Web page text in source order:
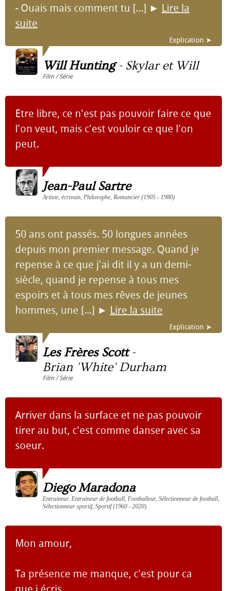
- Ouais mais comment tu [...] ► Lire la
suite
Explication ➤
Will Hunting- Skylar et Will
Film / Série
Etre libre, ce n'est pas pouvoir faire ce que
l'on veut, mais c'est vouloir ce que l'on
peut.
Jean-Paul Sartre
Artiste, écrivain, Philosophe, Romancier (1905 - 1980)
50 ans ont passés. 50 longues années
depuis mon premier message. Quand je
repense à ce que j'ai dit il y a un demi-
siècle, quand je repense à tous mes
espoirs et à tous mes rêves de jeunes
hommes, une [...] ► Lire la suite
Explication ➤
Les Frères Scott-
Brian 'White' Durham
Film / Série
Arriver dans la surface et ne pas pouvoir
tirer au but, c'est comme danser avec sa
soeur.
Diego Maradona
Entraineur, Entraineur de football, Footballeur, Sélectionneur de football,
Sélectionneur sportif, Sportif (1960 - 2020)
Mon amour,
Ta présence me manque, c'est pour ca